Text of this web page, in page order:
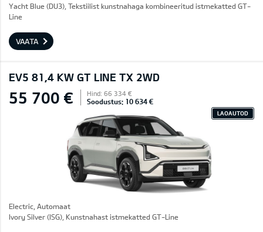
Yacht Blue (DU3), Tekstiilist kunstnahaga kombineeritud istmekatted GT-
Line
VAATA
EV5 81,4 KW GT LINE TX 2WD
55 700 € Hind: 66 334 €
Soodustus: 10 634 €
LAOAUTOD
Electric, Automaat
Ivory Silver (ISG), Kunstnahast istmekatted GT-Line